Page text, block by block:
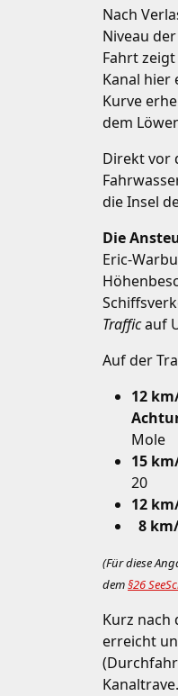
Nach
Niveau
Fahrt
Kanal hier
Kurve
dem
Direkt vor
die Insel
Die
Eric-
Trafficauf
Auf der
12
Mole
15
20
12
8
(Für diese
dem§26
Kurz nach
erreicht